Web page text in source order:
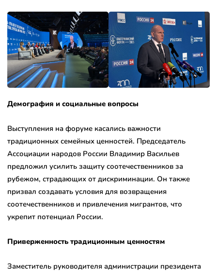
Демография и социальные вопросы
Выступления на форуме касались важности
традиционных семейных ценностей. Председатель
Ассоциации народов России Владимир Васильев
предложил усилить защиту соотечественников за
рубежом, страдающих от дискриминации. Он также
призвал создавать условия для возвращения
соотечественников и привлечения мигрантов, что
укрепит потенциал России.
Приверженность традиционным ценностям
Заместитель руководителя администрации президента